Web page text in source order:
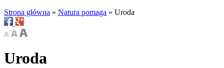
Strona główna » Natura pomaga » Uroda
Uroda